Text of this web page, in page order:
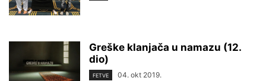
Greške klanjača u namazu (12.
dio)
FETVE 04. okt 2019.